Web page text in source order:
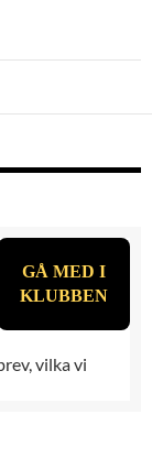
vilka vi